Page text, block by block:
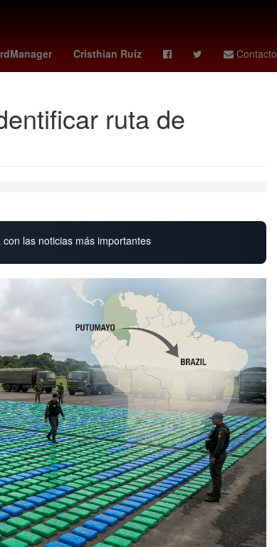
Cristhian Ruiz Contacto
luis chaparro jordan bos
ruta de
las noticias más importantes